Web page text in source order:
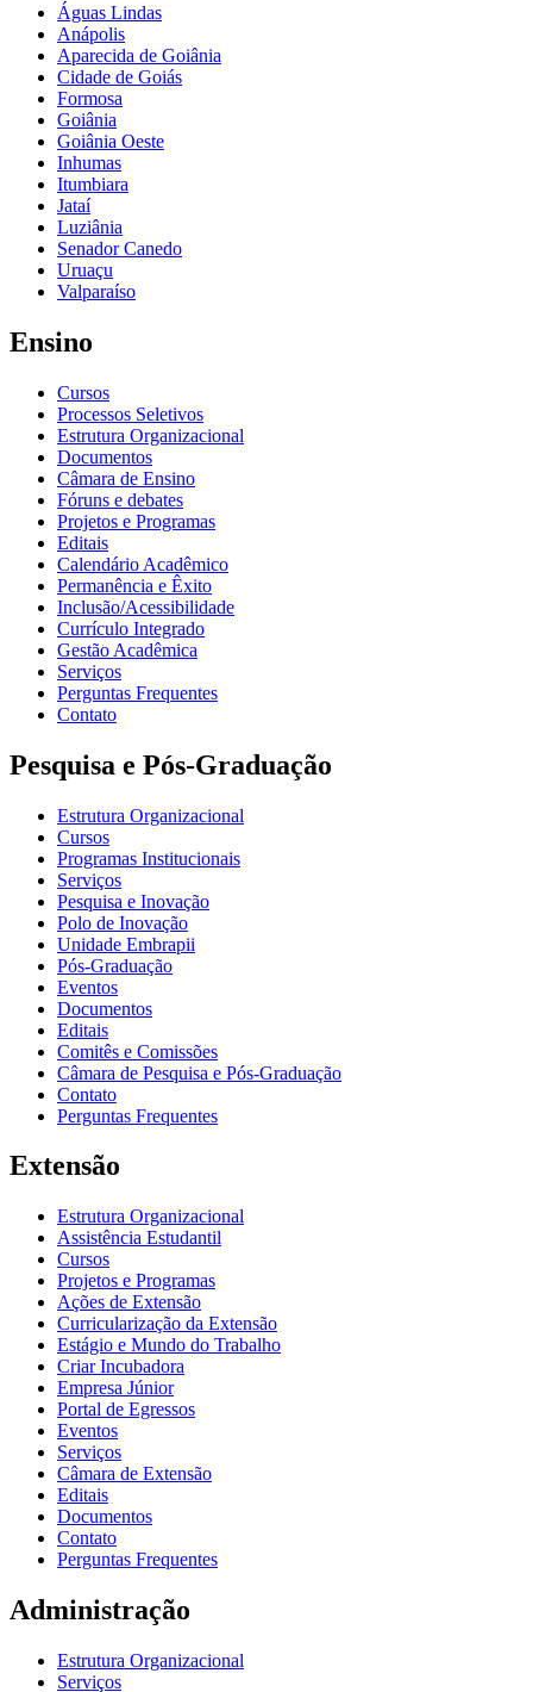
Águas Lindas
Anápolis
Aparecida de Goiânia
Cidade de Goiás
Formosa
Goiânia
Goiânia Oeste
Inhumas
Itumbiara
Jataí
Luziânia
Senador Canedo
Uruaçu
Valparaíso
Ensino
Cursos
Processos Seletivos
Estrutura Organizacional
Documentos
Câmara de Ensino
Fóruns e debates
Projetos e Programas
Editais
Calendário Acadêmico
Permanência e Êxito
Inclusão/Acessibilidade
Currículo Integrado
Gestão Acadêmica
Serviços
Perguntas Frequentes
Contato
Pesquisa e Pós-Graduação
Estrutura Organizacional
Cursos
Programas Institucionais
Serviços
Pesquisa e Inovação
Polo de Inovação
Unidade Embrapii
Pós-Graduação
Eventos
Documentos
Editais
Comitês e Comissões
Câmara de Pesquisa e Pós-Graduação
Contato
Perguntas Frequentes
Extensão
Estrutura Organizacional
Assistência Estudantil
Cursos
Projetos e Programas
Ações de Extensão
Curricularização da Extensão
Estágio e Mundo do Trabalho
Criar Incubadora
Empresa Júnior
Portal de Egressos
Eventos
Serviços
Câmara de Extensão
Editais
Documentos
Contato
Perguntas Frequentes
Administração
Estrutura Organizacional
Serviços